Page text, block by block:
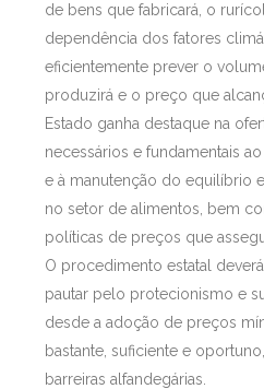
de bens que fabricará, o
dependência dos fatores
eficientemente prever o
produzirá e o preço que
Estado ganha destaque na
necessários e fundamentais
e à manutenção do equilíbrio
no setor de alimentos, bem
políticas de preços que
O procedimento estatal
pautar pelo protecionismo e
desde a adoção de preços
bastante, suficiente e
barreiras alfandegárias.